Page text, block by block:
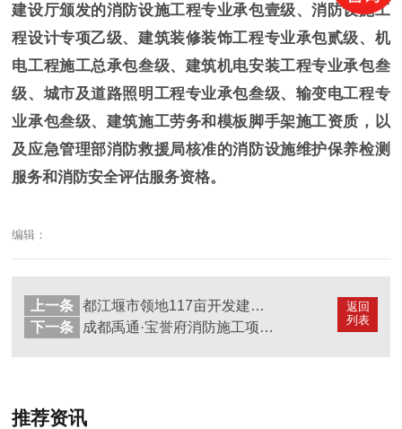
建设厅颁发的消防设施工程专业承包壹级、消防设施工
程设计专项乙级、建筑装修装饰工程专业承包贰级、机
电工程施工总承包叁级、建筑机电安装工程专业承包叁
级、城市及道路照明工程专业承包叁级、输变电工程专
业承包叁级、建筑施工劳务和模板脚手架施工资质，以
及应急管理部消防救援局核准的消防设施维护保养检测
服务和消防安全评估服务资格。
编辑：
返回
列表
上一条
都江堰市领地117亩开发建设项目地块四消防施工项目-国晋消防施工案例
下一条
成都禹通·宝誉府消防施工项目-国晋消防施工案例
推荐资讯